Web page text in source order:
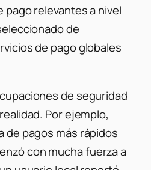
pago relevantes a nivel
de
de pago globales
de seguridad
Por ejemplo,
de pagos más rápidos
con mucha fuerza a